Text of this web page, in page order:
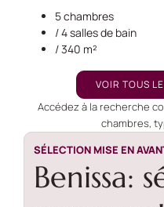
5 chambres
/ 4 salles de bain
/ 340 m²
VOIR TOUS
Accédez à la recherche
chambres,
SÉLECTION MISE EN
Benissa: